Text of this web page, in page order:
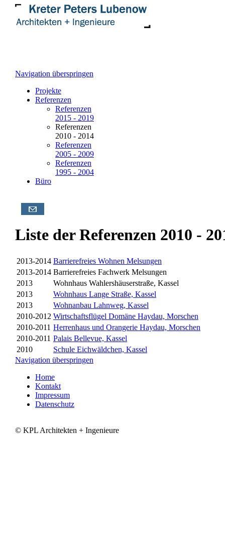
Navigation überspringen
Projekte
Referenzen
Referenzen
2015 - 2019
Referenzen
2010 - 2014
Referenzen
2005 - 2009
Referenzen
1995 - 2004
Büro
Liste der Referenzen 2010 -
2013-2014 Barrierefreies Wohnen Melsungen
2013-2014 Barrierefreies Fachwerk Melsungen
2013
Wohnhaus Wahlershäuserstraße, Kassel
2013
Wohnhaus Lange Straße, Kassel
2013
Wohnanbau Lahnweg, Kassel
2010-2012 Wirtschaftsflügel Domäne Haydau, Morschen
2010-2011 Herrenhaus und Orangerie Haydau, Morschen
2010-2011 Palais Bellevue, Kassel
2010
Schule Eichwäldchen, Kassel
Navigation überspringen
Home
Kontakt
Impressum
Datenschutz
© KPL Architekten + Ingenieure